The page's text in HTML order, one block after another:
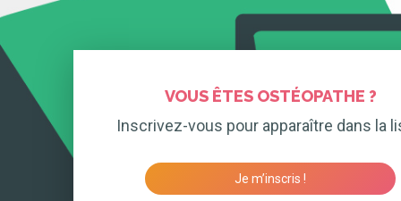
VOUS ÊTES OSTÉOPATHE ?
Inscrivez-vous pour apparaître dans la
Je m’inscris !